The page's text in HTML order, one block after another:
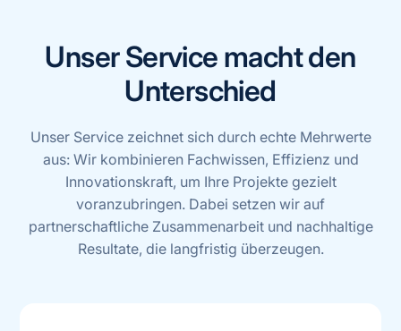
Unser Service macht den
Unterschied
Unser Service zeichnet sich durch echte Mehrwerte
aus: Wir kombinieren Fachwissen, Effizienz und
Innovationskraft, um Ihre Projekte gezielt
voranzubringen. Dabei setzen wir auf
partnerschaftliche Zusammenarbeit und nachhaltige
Resultate, die langfristig überzeugen.